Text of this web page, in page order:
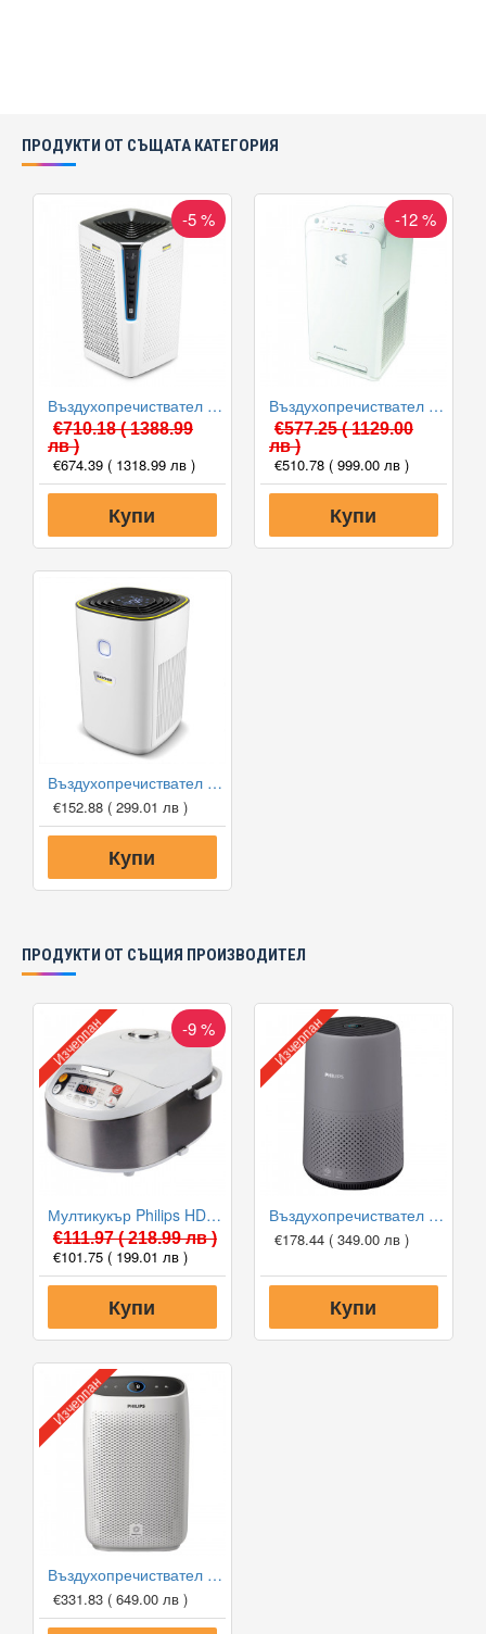
ПРОДУКТИ ОТ СЪЩАТА КАТЕГОРИЯ
-5 %
Въздухопречиствател Karcher AF 100
€710.18( 1388.99
лв )
€674.39 ( 1318.99 лв )
Купи
-12 %
Въздухопречиствател Daikin MC55W
€577.25( 1129.00
лв )
€510.78 ( 999.00 лв )
Купи
Въздухопречиствател Karcher AF 20
€152.88 ( 299.01 лв )
Купи
ПРОДУКТИ ОТ СЪЩИЯ ПРОИЗВОДИТЕЛ
-9 %
Изчерпан
Мултикукър Philips HD3037/70
€111.97( 218.99 лв )
€101.75 ( 199.01 лв )
Купи
Изчерпан
Въздухопречиствател Philips AC0830/10
€178.44 ( 349.00 лв )
Купи
Изчерпан
Въздухопречиствател Philips AC1214/10
€331.83 ( 649.00 лв )